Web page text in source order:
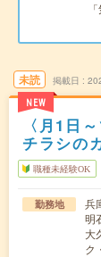
未読
NEW
掲載日
〈月1日
チラシの
職種未経験OK
勤務地
兵
明
大
ク